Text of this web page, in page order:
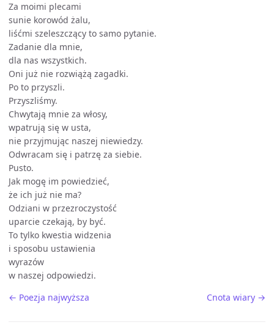
Za moimi plecami
sunie korowód żalu,
liśćmi szeleszczący to samo pytanie.
Zadanie dla mnie,
dla nas wszystkich.
Oni już nie rozwiążą zagadki.
Po to przyszli.
Przyszliśmy.
Chwytają mnie za włosy,
wpatrują się w usta,
nie przyjmując naszej niewiedzy.
Odwracam się i patrzę za siebie.
Pusto.
Jak mogę im powiedzieć,
że ich już nie ma?
Odziani w przezroczystość
uparcie czekają, by być.
To tylko kwestia widzenia
i sposobu ustawienia
wyrazów
w naszej odpowiedzi.
← Poezja najwyższa
Cnota wiary →